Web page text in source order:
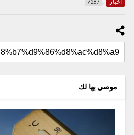
أخبار 7287
موصى بها لك